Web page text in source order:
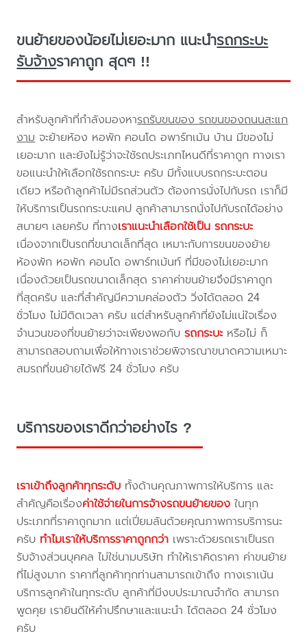
ขนย้ายของน้อยไม่เยอะมาก แนะนำรถกระบะ
รับจ้างราคาถูก สุดๆ !!
สำหรับลูกค้าที่กำลังมองหารถรับขนของ รถขนของถนนสะแก
งาม จะย้ายห้อง หอพัก คอนโด อพาร์ทเม้น บ้าน มีของไม่
เยอะมาก และยังไม่รู้ว่าจะใช้รถประเภทไหนดีที่ราคาถูก ทางเรา
ขอแนะนำให้เลือกใช้รถกระบะ ครับ มีทั้งแบบรถกระบะตอน
เดียว หรือถ้าลูกค้าไม่มีรถส่วนตัว ต้องการนั่งไปกับรถ เราก็มี
ให้บริการเป็นรถกระบะแคป ลูกค้าสามารถนั่งไปกับรถได้อย่าง
สบายๆ เลยครับ ที่ทางเราแนะนำเลือกใช้เป็น รถกระบะ
เนื่องจากเป็นรถที่ขนาดเล็กที่สุด เหมาะกับการขนของย้าย
ห้องพัก หอพัก คอนโด อพาร์ทเม้นท์ ที่มีของไม่เยอะมาก
เนื่องด้วยเป็นรถขนาดเล็กสุด ราคาค่าขนย้ายจึงมีราคาถูก
ที่สุดครับ และที่สำคัญมีความคล่องตัว วิ่งได้ตลอด 24
ชั่วโมง ไม่มีติดเวลา ครับ แต่สำหรับลูกค้าที่ยังไม่แน่ใจเรื่อง
จำนวนของที่ขนย้ายว่าจะเพียงพอกับรถกระบะ หรือไม่ ก็
สามารถสอบถามเพื่อให้ทางเราช่วยพิจารณาขนาดความเหมาะ
สมรถที่ขนย้ายได้ฟรี 24 ชั่วโมง ครับ
บริการของเราดีกว่าอย่างไร ?
เราเข้าถึงลูกค้าทุกระดับ ทั้งด้านคุณภาพการให้บริการ และ
สำคัญคือเรื่องค่าใช้จ่ายในการจ้างรถขนย้ายของ ในทุก
ประเภทที่ราคาถูกมาก แต่เปี่ยมล้นด้วยคุณภาพการบริการนะ
ครับ ทำไมเราให้บริการราคาถูกกว่า เพราะด้วยรถเราเป็นรถ
รับจ้างส่วนบุคคล ไม่ใช่นามบริษัท ทำให้เราคิดราคา ค่าขนย้าย
ที่ไม่สูงมาก ราคาที่ลูกค้าทุกท่านสามารถเข้าถึง ทางเราเน้น
บริการลูกค้าในทุกระดับ ลูกค้าที่มีงบประมาณจำกัด สามารถ
พูดคุย เรายินดีให้คำปรึกษาและแนะนำ ได้ตลอด 24 ชั่วโมง
ครับ